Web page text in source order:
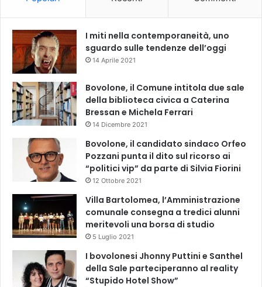
I miti nella contemporaneità, uno
sguardo sulle tendenze dell’oggi
14 Aprile 2021
Bovolone, il Comune intitola due sale
della biblioteca civica a Caterina
Bressan e Michela Ferrari
14 Dicembre 2021
Bovolone, il candidato sindaco Orfeo
Pozzani punta il dito sul ricorso ai
“politici vip” da parte di Silvia Fiorini
12 Ottobre 2021
Villa Bartolomea, l’Amministrazione
comunale consegna a tredici alunni
meritevoli una borsa di studio
5 Luglio 2021
I bovolonesi Jhonny Puttini e Santhel
della Sale parteciperanno al reality
“Stupido Hotel Show”